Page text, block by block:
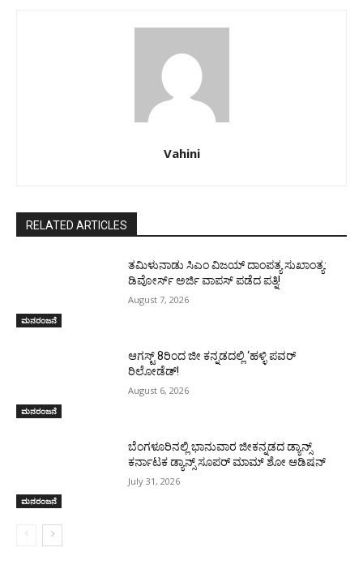
Vahini
RELATED ARTICLES
ಮನರಂಜನೆ
ತಮಿಳುನಾಡು ಸಿಎಂ ವಿಜಯ್‌ ದಾಂಪತ್ಯ ಸುಖಾಂತ್ಯ:
ಡಿವೋರ್ಸ್‌ ಅರ್ಜಿ ವಾಪಸ್‌ ಪಡೆದ ಪತ್ನಿ!
August 7, 2026
ಮನರಂಜನೆ
ಆಗಸ್ಟ್ 8ರಿಂದ ಜೀ ಕನ್ನಡದಲ್ಲಿ ‘ಹಳ್ಳಿ ಪವರ್
ರಿಲೋಡೆಡ್!
August 6, 2026
ಮನರಂಜನೆ
ಬೆಂಗಳೂರಿನಲ್ಲಿ ಭಾನುವಾರ ಜೀಕನ್ನಡದ ಡ್ಯಾನ್ಸ್
ಕರ್ನಾಟಕ ಡ್ಯಾನ್ಸ್ ಸೂಪರ್ ಮಾಮ್ ಶೋ ಆಡಿಷನ್
July 31, 2026